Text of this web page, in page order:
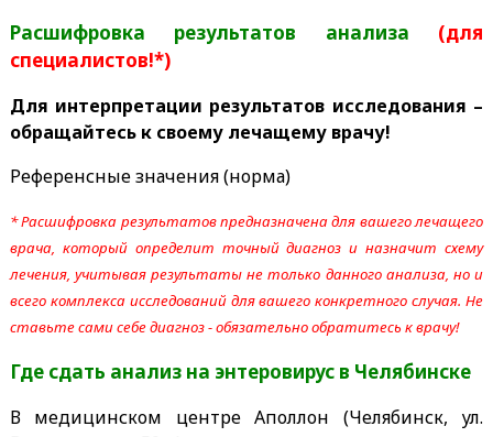
Расшифровка результатов анализа (для
специалистов!*)
Для интерпретации результатов исследования –
обращайтесь к своему лечащему врачу!
Референсные значения (норма)
* Расшифровка результатов предназначена для вашего лечащего
врача, который определит точный диагноз и назначит схему
лечения, учитывая результаты не только данного анализа, но и
всего комплекса исследований для вашего конкретного случая. Не
ставьте сами себе диагноз - обязательно обратитесь к врачу!
Где сдать анализ на энтеровирус в Челябинске
В медицинском центре Аполлон (Челябинск, ул.